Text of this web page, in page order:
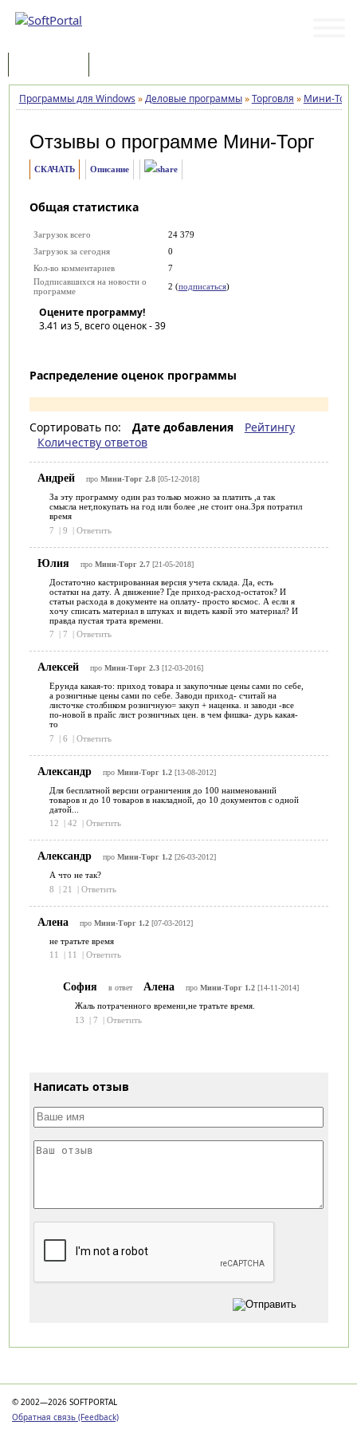
Программы для Windows »Деловые программы»Торговля » Мини-Торг
Отзывы о программе Мини-Торг
СКАЧАТЬ Описание
Общая статистика
Загрузок всего
24 379
Загрузок за сегодня
0
Кол-во комментариев
7
Подписавшихся на новости о
программе
2 (подписаться)
Оцените программу!
3.41 из 5, всего оценок -39
Распределение оценок программы
Сортировать по: Дате добавления
Рейтингу
Количеству ответов
Андрей про Мини-Торг 2.8[05-12-2018]
За эту программу один раз только можно за платить ,а так
смысла нет,покупать на год или более ,не стоит она.Зря потратил
время
7
| 9 | Ответить
Юлия про Мини-Торг 2.7[21-05-2018]
Достаточно кастрированная версия учета склада. Да, есть
остатки на дату. А движение? Где приход-расход-остаток? И
статьи расхода в документе на оплату- просто космос. А если я
хочу списать материал в штуках и видеть какой это материал? И
правда пустая трата времени.
7
| 7 | Ответить
Алексей про Мини-Торг 2.3[12-03-2016]
Ерунда какая-то: приход товара и закупочные цены сами по себе,
а розничные цены сами по себе. Заводи приход- считай на
листочке столбиком розничную= закуп + наценка. и заводи -все
по-новой в прайс лист розничных цен. в чем фишка- дурь какая-
то
7
| 6 | Ответить
Александр про Мини-Торг 1.2[13-08-2012]
Для бесплатной версии ограничения до 100 наименований
товаров и до 10 товаров в накладной, до 10 документов с одной
датой...
12
| 42 | Ответить
Александр про Мини-Торг 1.2[26-03-2012]
А что не так?
8
| 21 | Ответить
Алена про Мини-Торг 1.2[07-03-2012]
не тратьте время
11
| 11 | Ответить
София в ответ Алена про Мини-Торг 1.2[14-11-2014]
Жаль потраченного времени,не тратьте время.
13
| 7 | Ответить
Написать отзыв
© 2002—2026 SOFTPORTAL
Обратная связь (Feedback)